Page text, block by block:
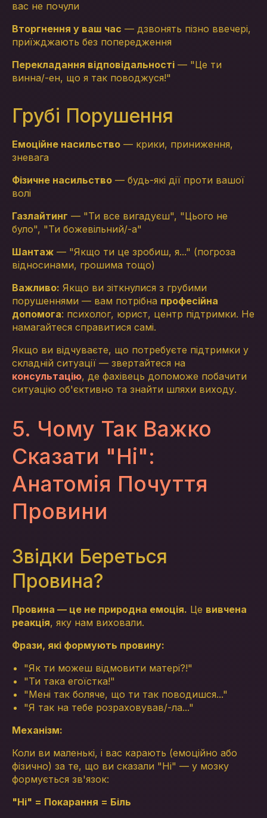
вас не почули
Вторгнення у ваш час — дзвонять пізно ввечері,
приїжджають без попередження
Перекладання відповідальності — "Це ти
винна/-ен, що я так поводжуся!"
Грубі Порушення
Емоційне насильство — крики, приниження,
зневага
Фізичне насильство — будь-які дії проти вашої
волі
Газлайтинг — "Ти все вигадуєш", "Цього не
було", "Ти божевільний/-а"
Шантаж — "Якщо ти це зробиш, я..." (погроза
відносинами, грошима тощо)
Важливо: Якщо ви зіткнулися з грубими
порушеннями — вам потрібна професійна
допомога: психолог, юрист, центр підтримки. Не
намагайтеся справитися самі.
Якщо ви відчуваєте, що потребуєте підтримки у
складній ситуації — звертайтеся на
консультацію, де фахівець допоможе побачити
ситуацію об'єктивно та знайти шляхи виходу.
5. Чому Так Важко
Сказати "Ні":
Анатомія Почуття
Провини
Звідки Береться
Провина?
Провина — це не природна емоція. Це вивчена
реакція, яку нам виховали.
Фрази, які формують провину:
"Як ти можеш відмовити матері?!"
"Ти така егоїстка!"
"Мені так боляче, що ти так поводишся..."
"Я так на тебе розраховував/-ла..."
Механізм:
Коли ви маленькі, і вас карають (емоційно або
фізично) за те, що ви сказали "Ні" — у мозку
формується зв'язок:
"Ні" = Покарання = Біль